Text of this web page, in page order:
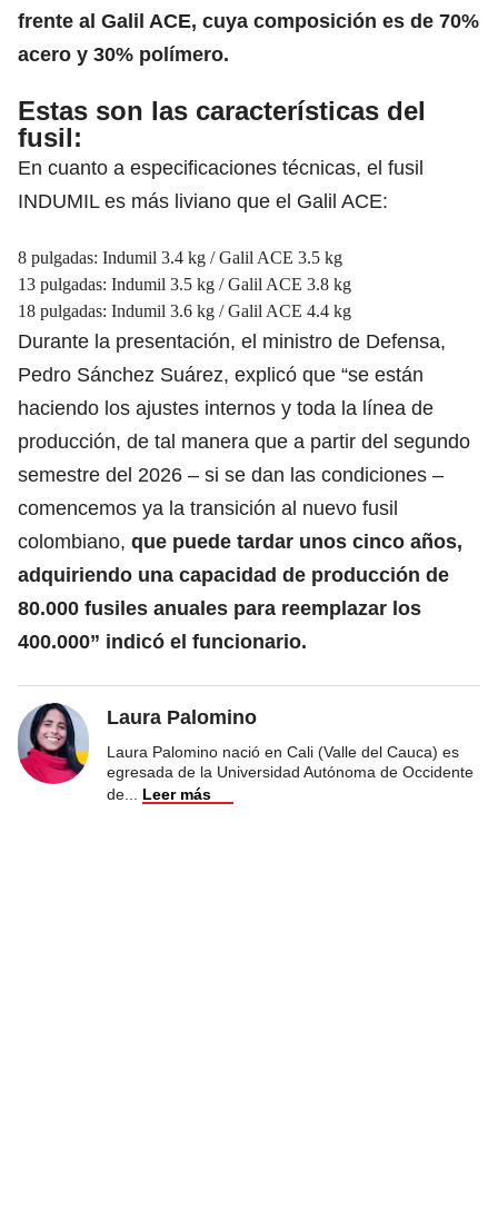
frente al Galil ACE, cuya composición es de 70%
acero y 30% polímero.
Estas son las características del
fusil:
En cuanto a especificaciones técnicas, el fusil
INDUMIL es más liviano que el Galil ACE:
8 pulgadas: Indumil 3.4 kg / Galil ACE 3.5 kg
13 pulgadas: Indumil 3.5 kg / Galil ACE 3.8 kg
18 pulgadas: Indumil 3.6 kg / Galil ACE 4.4 kg
Durante la presentación, el ministro de Defensa,
Pedro Sánchez Suárez, explicó que “se están
haciendo los ajustes internos y toda la línea de
producción, de tal manera que a partir del segundo
semestre del 2026 – si se dan las condiciones –
comencemos ya la transición al nuevo fusil
colombiano, que puede tardar unos cinco años,
adquiriendo una capacidad de producción de
80.000 fusiles anuales para reemplazar los
400.000” indicó el funcionario.
Laura Palomino
Laura Palomino nació en Cali (Valle del Cauca) es
egresada de la Universidad Autónoma de Occidente
de
Leer más